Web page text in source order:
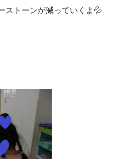
ストーンが減っていくよ💦